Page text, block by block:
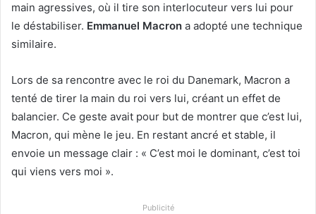
main agressives, où il tire son interlocuteur vers lui pour
le déstabiliser. Emmanuel Macron a adopté une technique
similaire.
Lors de sa rencontre avec le roi du Danemark, Macron a
tenté de tirer la main du roi vers lui, créant un effet de
balancier. Ce geste avait pour but de montrer que c’est lui,
Macron, qui mène le jeu. En restant ancré et stable, il
envoie un message clair : « C’est moi le dominant, c’est toi
qui viens vers moi ».
Publicité